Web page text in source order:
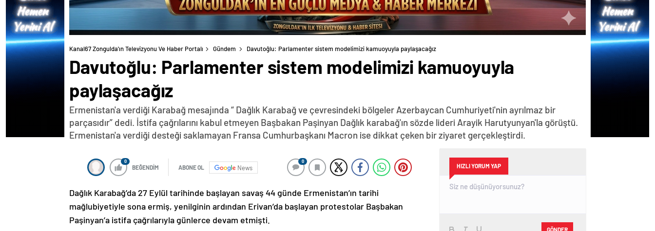
Kanal67 Zongulda'ın Televizyonu Ve Haber Portalı Gündem Davutoğlu: Parlamenter sistem modelimizi kamuoyuyla paylaşacağız
Davutoğlu: Parlamenter sistem modelimizi kamuoyuyla
paylaşacağız
Ermenistan'a verdiği Karabağ mesajında “ Dağlık Karabağ ve çevresindeki bölgeler Azerbaycan Cumhuriyeti'nin ayrılmaz bir
parçasıdır” dedi. İstifa çağrılarını kabul etmeyen Başbakan Paşinyan Dağlık karabağ'ın sözde lideri Arayik Harutyunyan'la görüştü.
Ermenistan'a verdiği desteği saklamayan Fransa Cumhurbaşkanı Macron ise dikkat çeken bir ziyaret gerçekleştirdi.
0
BEĞENDİM ABONE OL News
0
Dağlık Karabağ’da 27 Eylül tarihinde başlayan savaş 44 günde Ermenistan’ın tarihi
mağlubiyetiyle sona ermiş, yenilginin ardından Erivan’da başlayan protestolar Başbakan
Paşinyan’a istifa çağrılarıyla günlerce devam etmişti.
HIZLI YORUM YAP
GÖNDER